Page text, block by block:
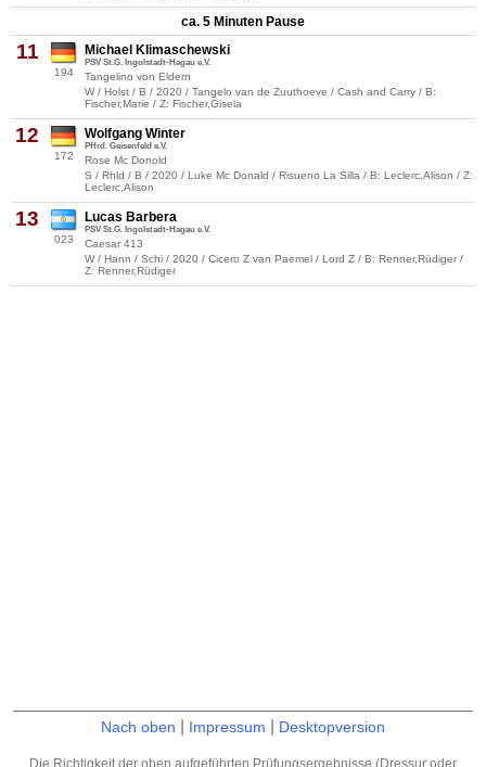
ca. 5 Minuten Pause
11
194
Michael Klimaschewski
PSV St.G. Ingolstadt-Hagau e.V.
Tangelino von Eldern
W / Holst / B / 2020 / Tangelo van de Zuuthoeve / Cash and Carry / B:
Fischer,Marie / Z: Fischer,Gisela
12
172
Wolfgang Winter
Pffrd. Geisenfeld e.V.
Rose Mc Donold
S / Rhld / B / 2020 / Luke Mc Donald / Risueno La Silla / B: Leclerc,Alison / Z:
Leclerc,Alison
13
023
Lucas Barbera
PSV St.G. Ingolstadt-Hagau e.V.
Caesar 413
W / Hann / Schi / 2020 / Cicero Z van Paemel / Lord Z / B: Renner,Rüdiger /
Z: Renner,Rüdiger
Nach oben Impressum Desktopversion
Die Richtigkeit der oben aufgeführten Prüfungsergebnisse (Dressur oder